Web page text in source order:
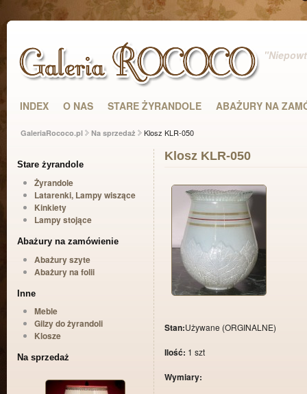
INDEX O NAS STARE ŻYRANDOLE ABAŻURY NA
GaleriaRococo.pl Na sprzedaż Klosz KLR-050
Stare żyrandole
Żyrandole
Latarenki, Lampy wiszące
Kinkiety
Lampy stojące
Abażury na zamówienie
Abażury szyte
Abażury na folii
Inne
Meble
Gilzy do żyrandoli
Klosze
Na sprzedaż
Klosz KLR-050
Stan:Używane (ORGINALNE)
Ilość: 1 szt
Wymiary: